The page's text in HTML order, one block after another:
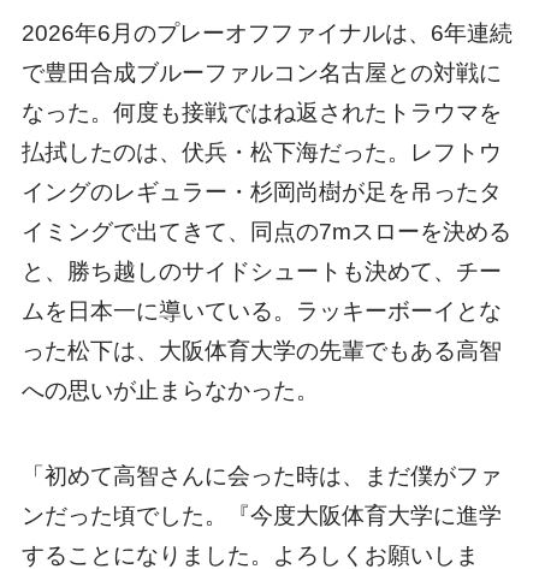
2026年6月のプレーオフファイナルは、6年連続
で豊田合成ブルーファルコン名古屋との対戦に
なった。何度も接戦ではね返されたトラウマを
払拭したのは、伏兵・松下海だった。レフトウ
イングのレギュラー・杉岡尚樹が足を吊ったタ
イミングで出てきて、同点の7mスローを決める
と、勝ち越しのサイドシュートも決めて、チー
ムを日本一に導いている。ラッキーボーイとな
った松下は、大阪体育大学の先輩でもある高智
への思いが止まらなかった。
「初めて高智さんに会った時は、まだ僕がファ
ンだった頃でした。『今度大阪体育大学に進学
することになりました。よろしくお願いしま